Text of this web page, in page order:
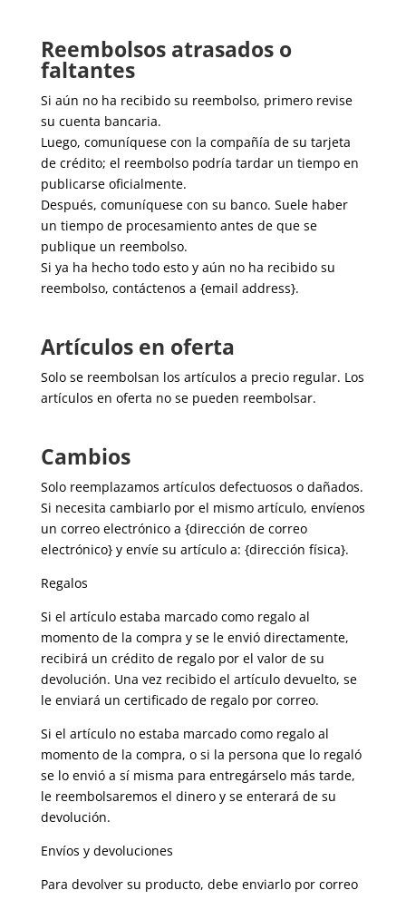
Reembolsos atrasados ​​o
faltantes
Si aún no ha recibido su reembolso, primero revise
su cuenta bancaria.
Luego, comuníquese con la compañía de su tarjeta
de crédito; el reembolso podría tardar un tiempo en
publicarse oficialmente.
Después, comuníquese con su banco. Suele haber
un tiempo de procesamiento antes de que se
publique un reembolso.
Si ya ha hecho todo esto y aún no ha recibido su
reembolso, contáctenos a {email address}.
Artículos en oferta
Solo se reembolsan los artículos a precio regular. Los
artículos en oferta no se pueden reembolsar.
Cambios
Solo reemplazamos artículos defectuosos o dañados.
Si necesita cambiarlo por el mismo artículo, envíenos
un correo electrónico a {dirección de correo
electrónico} y envíe su artículo a: {dirección física}.
Regalos
Si el artículo estaba marcado como regalo al
momento de la compra y se le envió directamente,
recibirá un crédito de regalo por el valor de su
devolución. Una vez recibido el artículo devuelto, se
le enviará un certificado de regalo por correo.
Si el artículo no estaba marcado como regalo al
momento de la compra, o si la persona que lo regaló
se lo envió a sí misma para entregárselo más tarde,
le reembolsaremos el dinero y se enterará de su
devolución.
Envíos y devoluciones
Para devolver su producto, debe enviarlo por correo